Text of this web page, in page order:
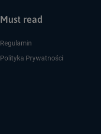
Must read
Regulamin
Polityka Prywatności